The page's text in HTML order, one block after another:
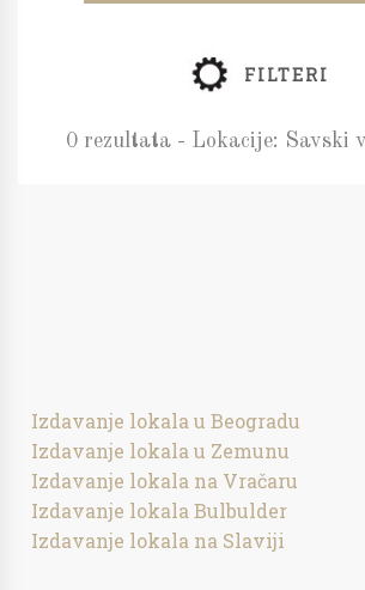
FILTERI
0 rezultata - Lokacije: Savski
Izdavanje lokala u Beogradu
Izdavanje lokala u Zemunu
Izdavanje lokala na Vračaru
Izdavanje lokala Bulbulder
Izdavanje lokala na Slaviji